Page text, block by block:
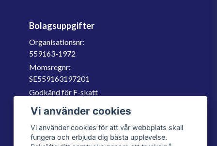
Bolagsuppgifter
Organisationsnr:
559163-1972
Momsregnr:
SE559163197201
Godkänd för F-skatt
060-566 800
Vi använder cookies
Vi använder cookies för att vår webbplats skall
fungera och erbjuda dig bästa upplevelse.